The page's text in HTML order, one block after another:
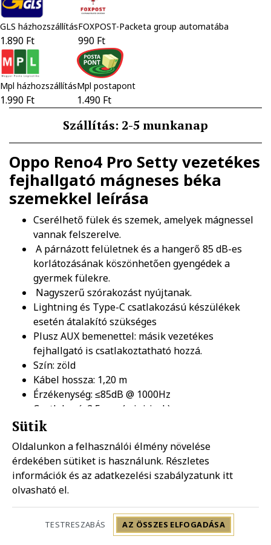
GLS házhozszállítás
1.890 Ft
FOXPOST-Packeta group automatába
990 Ft
Mpl házhozszállítás
1.990 Ft
Mpl postapont
1.490 Ft
Szállítás: 2-5 munkanap
Oppo Reno4 Pro Setty vezetékes
fejhallgató mágneses béka
szemekkel leírása
Cserélhető fülek és szemek, amelyek mágnessel
vannak felszerelve.
A párnázott felületnek és a hangerő 85 dB-es
korlátozásának köszönhetően gyengédek a
gyermek fülekre.
Nagyszerű szórakozást nyújtanak.
Lightning és Type-C csatlakozású készülékek
esetén átalakító szükséges
Plusz AUX bemenettel: másik vezetékes
fejhallgató is csatlakoztatható hozzá.
Szín: zöld
Kábel hossza: 1,20 m
Érzékenység: ≤85dB @ 1000Hz
Csatlakozó: 3,5 mm (mini-jack)
Frekvenciatartomány: 20 Hz - 20 kHz
Extrák csatlakoztatása: mágneses csatlakozó
Általános szavatossági kötelességeinken felül önként
vállalt jótállás:
Led UV nyomtatás esetén: 6 hónap kopásgarancia!
Telefonok, amikhez a termék
Sütik
Oldalunkon a felhasználói élmény növelése
érdekében sütiket is használunk. Részletes
információk és az adatkezelési szabályzatunk itt
olvasható el.
TESTRESZABÁS AZ ÖSSZES ELFOGADÁSA